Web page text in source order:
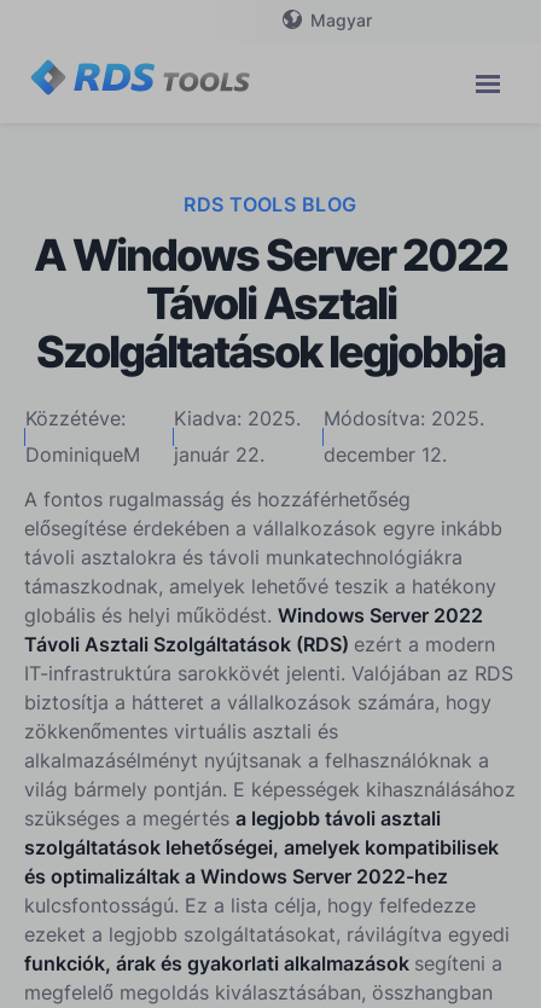
Magyar
RDS TOOLS BLOG
A Windows Server 2022
Távoli Asztali
Szolgáltatások legjobbja
Közzétéve:
DominiqueM
Kiadva: 2025.
január 22.
Módosítva: 2025.
december 12.
A fontos rugalmasság és hozzáférhetőség
elősegítése érdekében a vállalkozások egyre inkább
távoli asztalokra és távoli munkatechnológiákra
támaszkodnak, amelyek lehetővé teszik a hatékony
globális és helyi működést. Windows Server 2022
Távoli Asztali Szolgáltatások (RDS) ezért a modern
IT-infrastruktúra sarokkövét jelenti. Valójában az RDS
biztosítja a hátteret a vállalkozások számára, hogy
zökkenőmentes virtuális asztali és
alkalmazásélményt nyújtsanak a felhasználóknak a
világ bármely pontján. E képességek kihasználásához
szükséges a megértés a legjobb távoli asztali
szolgáltatások lehetőségei, amelyek kompatibilisek
és optimalizáltak a Windows Server 2022-hez
kulcsfontosságú. Ez a lista célja, hogy felfedezze
ezeket a legjobb szolgáltatásokat, rávilágítva egyedi
funkciók, árak és gyakorlati alkalmazások segíteni a
megfelelő megoldás kiválasztásában, összhangban